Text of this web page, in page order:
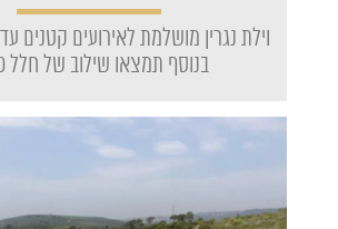
בנוסף תמצאו שילוב של חלל